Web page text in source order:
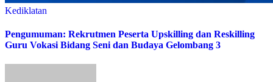
Kediklatan
Pengumuman: Rekrutmen Peserta Upskilling dan Reskilling
Guru Vokasi Bidang Seni dan Budaya Gelombang 3